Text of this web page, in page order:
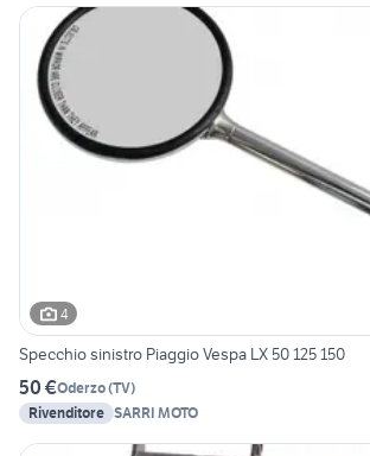
4
Specchio sinistro Piaggio Vespa LX 50 125 150
50 €Oderzo(TV)
Rivenditore SARRI MOTO